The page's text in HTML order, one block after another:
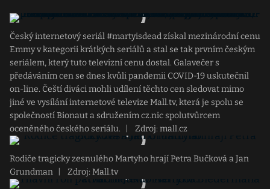
Český internetový seriál #martyisdead získal mezinárodní cenu
Emmy v kategorii krátkých seriálů a stal se tak prvním českým
seriálem, který tuto televizní cenu dostal. Galavečer s
předáváním cen se dnes kvůli pandemii COVID-19 uskutečnil
on-line. Čeští diváci mohli udílení těchto cen sledovat mimo
jiné ve vysílání internetové televize Mall.tv, která je spolu se
společností Bionaut a sdružením cz.nic spolutvůrcem
oceněného českého seriálu.
Zdroj: mall.cz
Rodiče tragicky zesnulého Martyho hrají Petra Bučková a Jan
Grundman
Zdroj: Mall.tv